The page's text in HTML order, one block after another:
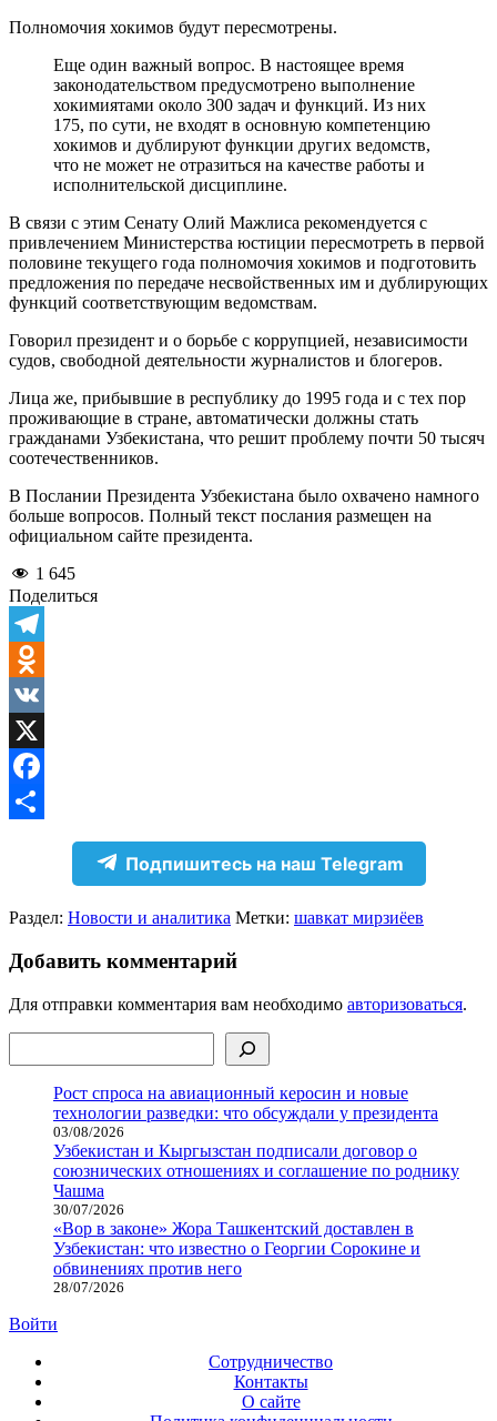
Полномочия хокимов будут пересмотрены.
Еще один важный вопрос. В настоящее время
законодательством предусмотрено выполнение
хокимиятами около 300 задач и функций. Из них
175, по сути, не входят в основную компетенцию
хокимов и дублируют функции других ведомств,
что не может не отразиться на качестве работы и
исполнительской дисциплине.
В связи с этим Сенату Олий Мажлиса рекомендуется с
привлечением Министерства юстиции пересмотреть в первой
половине текущего года полномочия хокимов и подготовить
предложения по передаче несвойственных им и дублирующих
функций соответствующим ведомствам.
Говорил президент и о борьбе с коррупцией, независимости
судов, свободной деятельности журналистов и блогеров.
Лица же, прибывшие в республику до 1995 года и с тех пор
проживающие в стране, автоматически должны стать
гражданами Узбекистана, что решит проблему почти 50 тысяч
соотечественников.
В Послании Президента Узбекистана было охвачено намного
больше вопросов. Полный текст послания размещен на
официальном сайте президента.
1 645
Поделиться
Telegram
Odnoklassniki
VK
X
Facebook
Подпишитесь на наш Telegram
Раздел: Новости и аналитика Метки: шавкат мирзиёев
Добавить комментарий
Для отправки комментария вам необходимо авторизоваться.
Рост спроса на авиационный керосин и новые
технологии разведки: что обсуждали у президента
03/08/2026
Узбекистан и Кыргызстан подписали договор о
союзнических отношениях и соглашение по роднику
Чашма
30/07/2026
«Вор в законе» Жора Ташкентский доставлен в
Узбекистан: что известно о Георгии Сорокине и
обвинениях против него
28/07/2026
Войти
Сотрудничество
Контакты
О сайте